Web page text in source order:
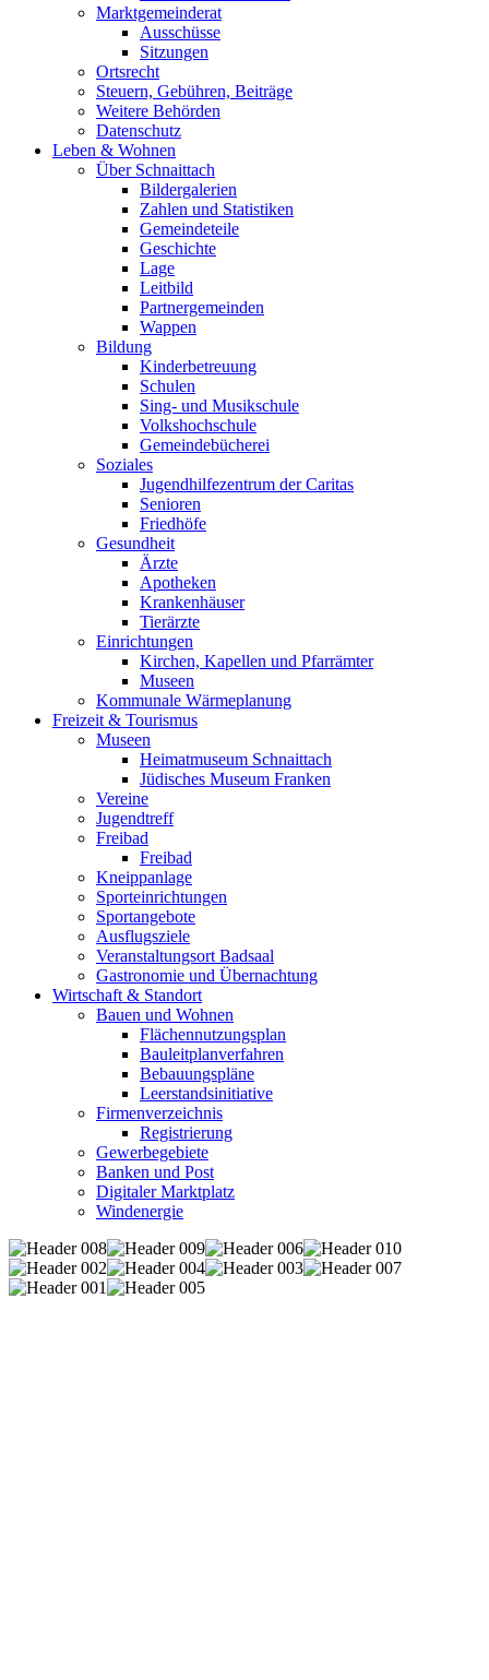
Marktgemeinderat
Ausschüsse
Sitzungen
Ortsrecht
Steuern, Gebühren, Beiträge
Weitere Behörden
Datenschutz
Leben & Wohnen
Über Schnaittach
Bildergalerien
Zahlen und Statistiken
Gemeindeteile
Geschichte
Lage
Leitbild
Partnergemeinden
Wappen
Bildung
Kinderbetreuung
Schulen
Sing- und Musikschule
Volkshochschule
Gemeindebücherei
Soziales
Jugendhilfezentrum der Caritas
Senioren
Friedhöfe
Gesundheit
Ärzte
Apotheken
Krankenhäuser
Tierärzte
Einrichtungen
Kirchen, Kapellen und Pfarrämter
Museen
Kommunale Wärmeplanung
Freizeit & Tourismus
Museen
Heimatmuseum Schnaittach
Jüdisches Museum Franken
Vereine
Jugendtreff
Freibad
Freibad
Kneippanlage
Sporteinrichtungen
Sportangebote
Ausflugsziele
Veranstaltungsort Badsaal
Gastronomie und Übernachtung
Wirtschaft & Standort
Bauen und Wohnen
Flächennutzungsplan
Bauleitplanverfahren
Bebauungspläne
Leerstandsinitiative
Firmenverzeichnis
Registrierung
Gewerbegebiete
Banken und Post
Digitaler Marktplatz
Windenergie